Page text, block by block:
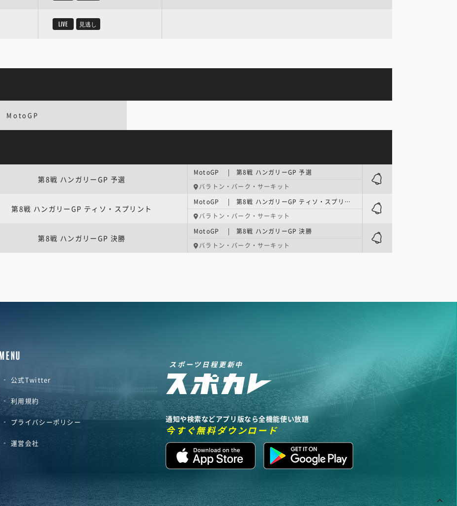
LIVE 見逃し
MotoGP
第8戦 ハンガリーGP 予選
MotoGP | 第8戦 ハンガリーGP 予選
バラトン・パーク・サーキット
第8戦 ハンガリーGP ティソ・スプリント
MotoGP | 第8戦 ハンガリーGP ティソ・スプリント
バラトン・パーク・サーキット
第8戦 ハンガリーGP 決勝
MotoGP | 第8戦 ハンガリーGP 決勝
バラトン・パーク・サーキット
MENU
公式Twitter
利用規約
プライバシーポリシー
運営会社
スポーツ日程更新中
通知や検索などアプリ版なら全機能使い放題
今すぐ無料ダウンロード